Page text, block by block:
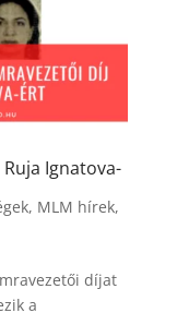
Ignatova-
, MLM hírek,
díjat
a